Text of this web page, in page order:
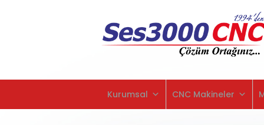
Kurumsal
CNC Makineler